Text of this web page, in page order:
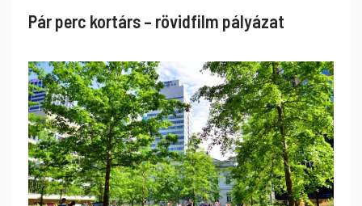
Pár perc kortárs – rövidfilm pályázat